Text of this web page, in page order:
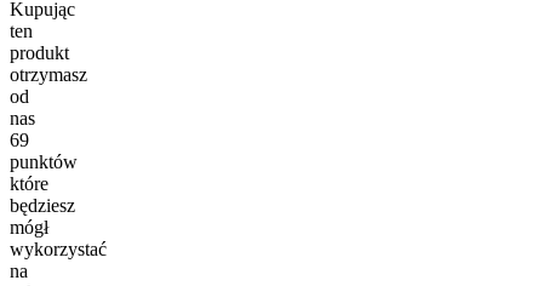
Kupując
ten
produkt
otrzymasz
od
nas
69
punktów
które
będziesz
mógł
wykorzystać
na